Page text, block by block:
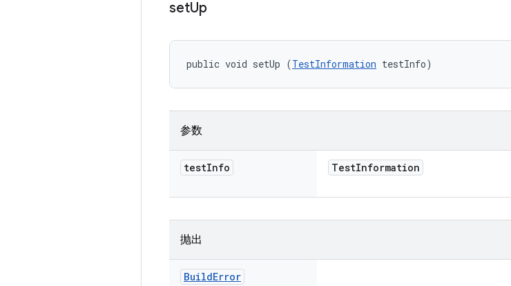
setUp
public void setUp (TestInformation testInfo)
参数
testInfo TestInformation
抛出
BuildError